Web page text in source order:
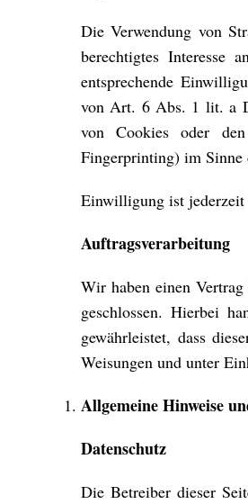
Die Verwendung von
berechtigtes Interesse
entsprechende
von Art. 6 Abs. 1 lit. a
von Cookies oder
Fingerprinting) im
Einwilligung ist jederzeit
Auftragsverarbeitung
Wir haben einen
geschlossen. Hierbei
gewährleistet, dass
Weisungen und unter
Allgemeine Hinweise
Datenschutz
Die Betreiber dieser